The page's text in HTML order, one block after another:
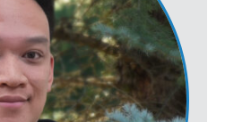
d'écrasement
Chariots KVM
et portables
de serveur
portables